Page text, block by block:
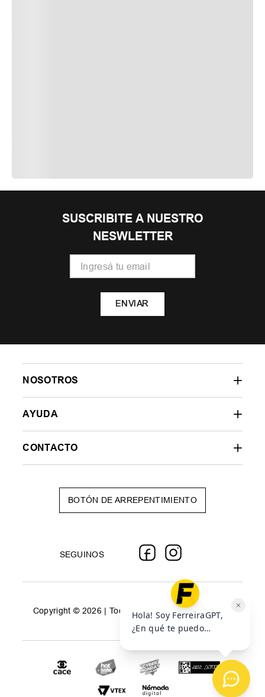
SUSCRIBITE A NUESTRO
NESWLETTER
ENVIAR
NOSOTROS
AYUDA
CONTACTO
BOTÓN DE ARREPENTIMIENTO
SEGUINOS
Copyright © 2026 | Todos los derechos reservados